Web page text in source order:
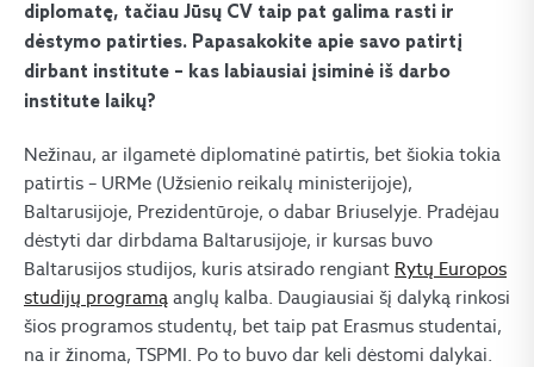
diplomatę, tačiau Jūsų CV taip pat galima rasti ir
dėstymo patirties. Papasakokite apie savo patirtį
dirbant institute – kas labiausiai įsiminė iš darbo
institute laikų?
Nežinau, ar ilgametė diplomatinė patirtis, bet šiokia tokia
patirtis – URMe (Užsienio reikalų ministerijoje),
Baltarusijoje, Prezidentūroje, o dabar Briuselyje. Pradėjau
dėstyti dar dirbdama Baltarusijoje, ir kursas buvo
Baltarusijos studijos, kuris atsirado rengiant Rytų Europos
studijų programą anglų kalba. Daugiausiai šį dalyką rinkosi
šios programos studentų, bet taip pat Erasmus studentai,
na ir žinoma, TSPMI. Po to buvo dar keli dėstomi dalykai.